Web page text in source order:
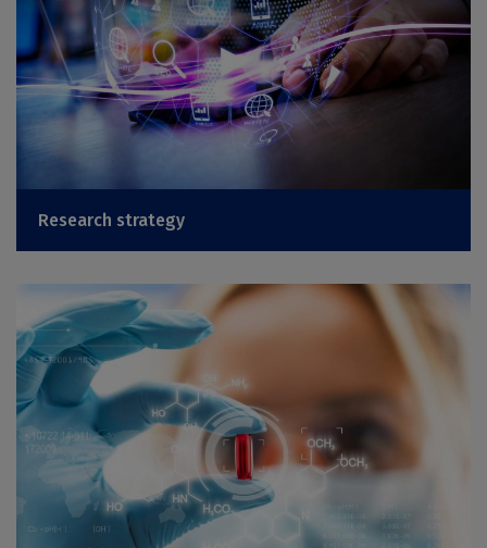
Research strategy